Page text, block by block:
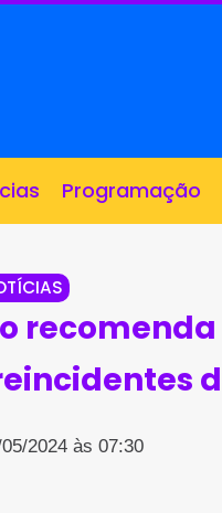
Programação
2024 às 07:30